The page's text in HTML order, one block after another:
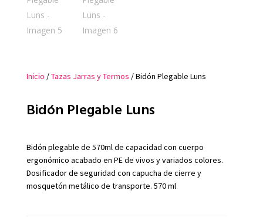
Inicio /Tazas Jarras y Termos / Bidón Plegable Luns
Bidón Plegable Luns
Bidón plegable de 570ml de capacidad con cuerpo
ergonómico acabado en PE de vivos y variados colores.
Dosificador de seguridad con capucha de cierre y
mosquetón metálico de transporte. 570 ml